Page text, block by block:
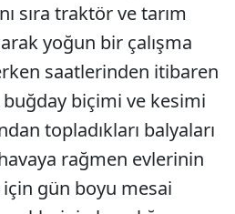
sıra traktör ve tarım
yoğun bir çalışma
saatlerinden itibaren
biçimi ve kesimi
topladıkları balyaları
rağmen evlerinin
gün boyu mesai